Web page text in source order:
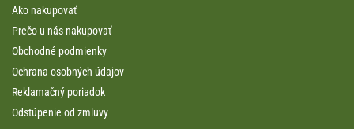
Ako nakupovať
Prečo u nás nakupovať
Obchodné podmienky
Ochrana osobných údajov
Reklamačný poriadok
Odstúpenie od zmluvy